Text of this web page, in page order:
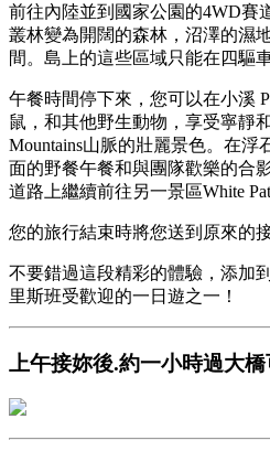
前往內陸並到國家公園的4WD賽
叢林變為開闊的森林，沼澤的濕
間。島上的這些區域只能在四驅
午餐時間停下來，您可以在小溪
鼠，和其他野生動物，享受寧靜
Mountains山脈的壯麗景色。在浮
面的野餐午餐和與團隊歡樂的合
道路上繼續前往另一景區White
您的旅行結束時將您送到原來的接
不要錯過這段精彩的體驗，添加
里斯班受歡迎的一日遊之一！
上午接妳後.約一小時過大